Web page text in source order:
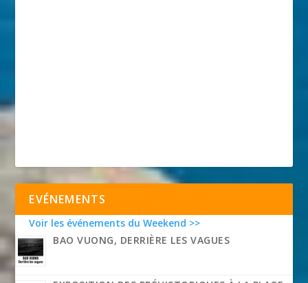
EVÉNEMENTS
Voir les événements du Weekend >>
BAO VUONG, DERRIÈRE LES VAGUES